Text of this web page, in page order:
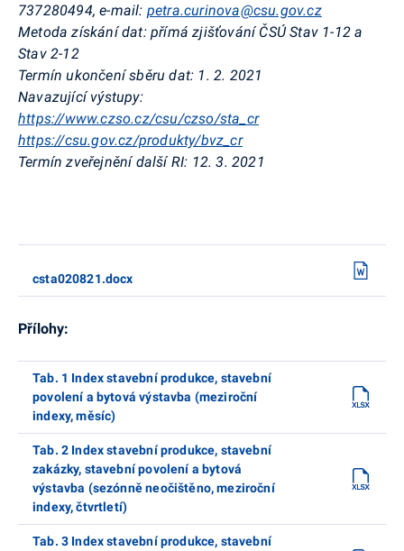
737280494, e-mail: petra.curinova@csu.gov.cz
Metoda získání dat: přímá zjišťování ČSÚ Stav 1-12 a
Stav 2-12
Termín ukončení sběru dat: 1. 2. 2021
Navazující výstupy:
https://www.czso.cz/csu/czso/sta_cr
https://csu.gov.cz/produkty/bvz_cr
Termín zveřejnění další RI: 12. 3. 2021
csta020821.docx
Přílohy:
Tab. 1 Index stavební produkce, stavební
povolení a bytová výstavba (meziroční
indexy, měsíc)
Tab. 2 Index stavební produkce, stavební
zakázky, stavební povolení a bytová
výstavba (sezónně neočištěno, meziroční
indexy, čtvrtletí)
Tab. 3 Index stavební produkce, stavební